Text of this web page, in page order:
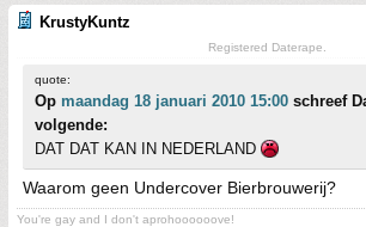
KrustyKuntz
Registered Daterape.
quote:
Op maandag 18 januari 2010 15:00 schreef
volgende:
DAT DAT KAN IN NEDERLAND
Waarom geen Undercover Bierbrouwerij?
You're gay and I don't aprohoooooove!